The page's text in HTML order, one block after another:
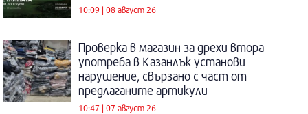
10:09 | 08 август 26
Проверка в магазин за дрехи втора
употреба в Казанлък установи
нарушение, свързано с част от
предлаганите артикули
10:47 | 07 август 26